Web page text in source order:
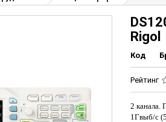
Rigol
Код
Рейтинг
2 канала.
1Гвыб/с